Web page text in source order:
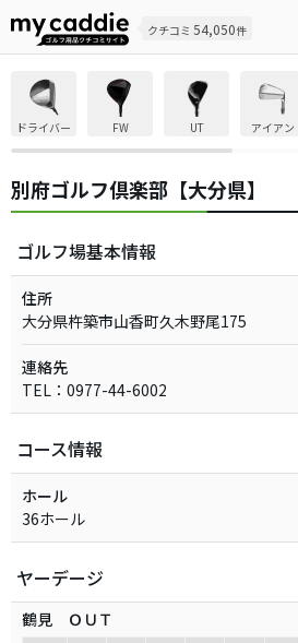
クチコミ 54,050件
ドライバー FW UT アイアン
別府ゴルフ倶楽部【大分県】
ゴルフ場基本情報
住所
大分県杵築市山香町久木野尾175
連絡先
TEL：0977-44-6002
コース情報
ホール
36ホール
ヤーデージ
鶴見 ＯＵＴ